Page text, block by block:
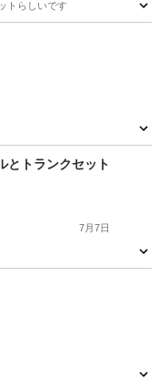
トらしいです
トランクセット
7月7日